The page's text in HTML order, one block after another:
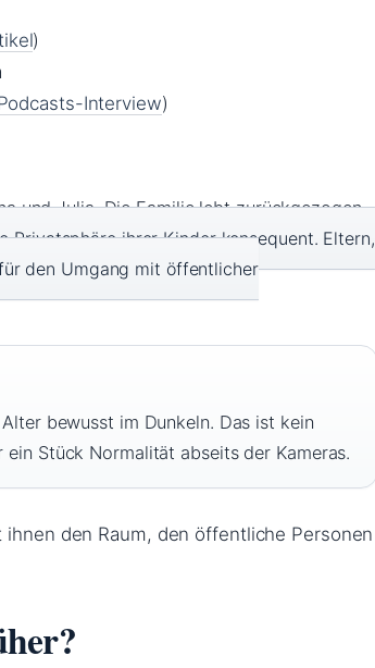
)
Interview)
und Julia. Die Familie lebt zurückgezogen
Privatsphäre ihrer Kinder konsequent. Eltern,
den Umgang mit öffentlicher
bewusst im Dunkeln. Das ist kein
Stück Normalität abseits der Kameras.
den Raum, den öffentliche Personen